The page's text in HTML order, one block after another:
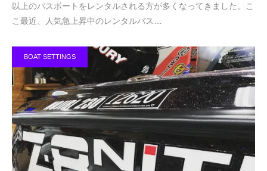
以上のバスボートをレンタルされる方が多くなってきました。こ
こ最近、人気急上昇中のレンタルバス…
BOAT SETTINGS